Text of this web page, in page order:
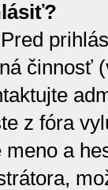
činnosť
z fóra
a